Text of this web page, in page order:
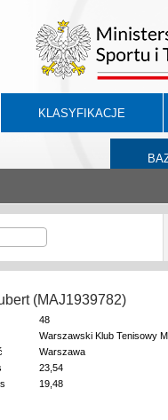
KLASYFIKACJE
(MAJ1939782)
48
Warszawski Klub Tenisowy
Warszawa
23,54
19,48